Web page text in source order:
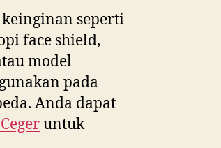
seperti
face shield,
model
pada
Anda dapat
Cegeruntuk